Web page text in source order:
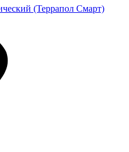
(Террапол Смарт)